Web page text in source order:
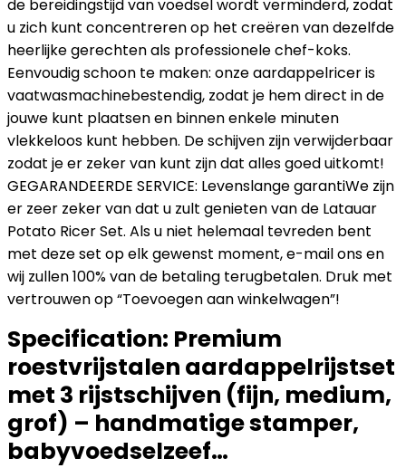
de bereidingstijd van voedsel wordt verminderd, zodat
u zich kunt concentreren op het creëren van dezelfde
heerlijke gerechten als professionele chef-koks.
Eenvoudig schoon te maken: onze aardappelricer is
vaatwasmachinebestendig, zodat je hem direct in de
jouwe kunt plaatsen en binnen enkele minuten
vlekkeloos kunt hebben. De schijven zijn verwijderbaar
zodat je er zeker van kunt zijn dat alles goed uitkomt!
GEGARANDEERDE SERVICE: Levenslange garantiWe zijn
er zeer zeker van dat u zult genieten van de Latauar
Potato Ricer Set. Als u niet helemaal tevreden bent
met deze set op elk gewenst moment, e-mail ons en
wij zullen 100% van de betaling terugbetalen. Druk met
vertrouwen op “Toevoegen aan winkelwagen”!
Specification: Premium
roestvrijstalen aardappelrijstset
met 3 rijstschijven (fijn, medium,
grof) – handmatige stamper,
babyvoedselzeef…